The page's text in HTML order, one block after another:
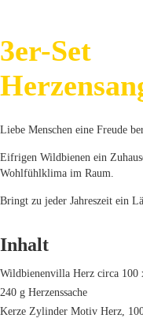
3er-Set
Liebe Menschen eine Freude
Eifrigen Wildbienen ein
Wohlfühlklima im Raum.
Bringt zu jeder Jahreszeit ein
Inhalt
Wildbienenvilla Herz circa
240 g Herzenssache
Kerze Zylinder Motiv Herz,